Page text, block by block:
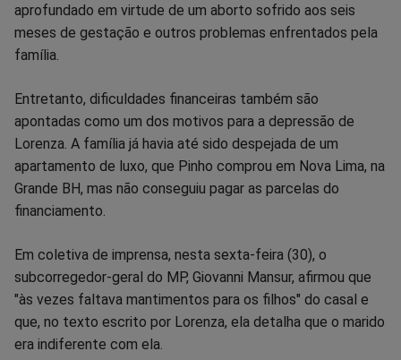
aprofundado em virtude de um aborto sofrido aos seis
meses de gestação e outros problemas enfrentados pela
família.
Entretanto, dificuldades financeiras também são
apontadas como um dos motivos para a depressão de
Lorenza. A família já havia até sido despejada de um
apartamento de luxo, que Pinho comprou em Nova Lima, na
Grande BH, mas não conseguiu pagar as parcelas do
financiamento.
Em coletiva de imprensa, nesta sexta-feira (30), o
subcorregedor-geral do MP, Giovanni Mansur, afirmou que
"às vezes faltava mantimentos para os filhos" do casal e
que, no texto escrito por Lorenza, ela detalha que o marido
era indiferente com ela.